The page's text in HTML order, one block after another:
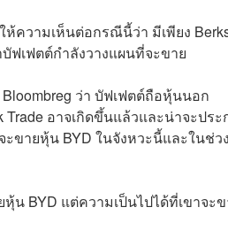
ห้ความเห็นต่อกรณีนี้ว่า มีเพียง
เฟตต์กำลังวางแผนที่จะขาย
Bloombreg ว่า บัฟเฟตต์ถือหุ้นนอก
อาจเกิดขึ้นแล้วและน่าจะประ
ขายหุ้น BYD ในจังหวะนี้และในช่ว
น BYD แต่ความเป็นไปได้ที่เขาจะ